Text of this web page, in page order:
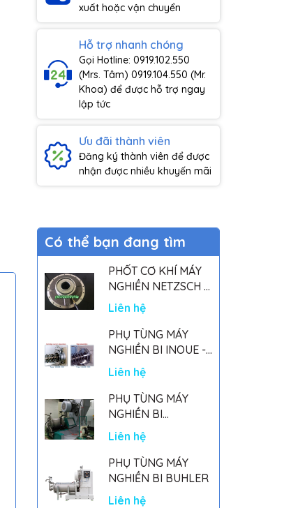
xuất hoặc vận chuyển
Hỗ trợ nhanh chóng
Gọi Hotline: 0919.102.550
(Mrs. Tâm) 0919.104.550 (Mr.
Khoa) để được hỗ trợ ngay
lập tức
Ưu đãi thành viên
Đăng ký thành viên để được
nhận được nhiều khuyến mãi
Có thể bạn đang tìm
PHỐT CƠ KHÍ MÁY
NGHIỀN NETZSCH -
GERMANY
Liên hệ
PHỤ TÙNG MÁY
NGHIỀN BI INOUE -
PARTS FOR MHGII-
50 MIGHTY MILL
MARK II
Liên hệ
PHỤ TÙNG MÁY
NGHIỀN BI
NETSZCH
Liên hệ
PHỤ TÙNG MÁY
NGHIỀN BI BUHLER
Liên hệ